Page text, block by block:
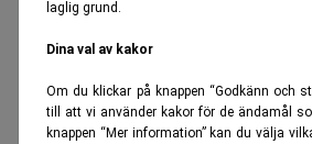
laglig grund.
Dina val av kakor
Om du klickar på knappen “Godkänn och
till att vi använder kakor för de ändamål
knappen “Mer information” kan du välja